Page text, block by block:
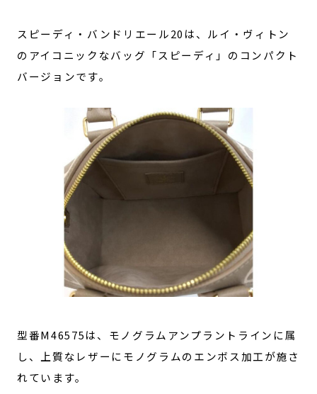
スピーディ・バンドリエール20は、ルイ・ヴィトン
のアイコニックなバッグ「スピーディ」のコンパクト
バージョンです。
型番M46575は、モノグラムアンプラントラインに属
し、上質なレザーにモノグラムのエンボス加工が施さ
れています。